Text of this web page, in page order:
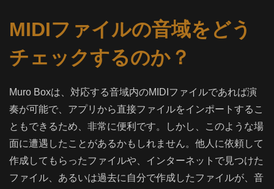
MIDIファイルの音域をどう
チェックするのか？
Muro Boxは、対応する音域内のMIDIファイルであれば演
奏が可能で、アプリから直接ファイルをインポートするこ
ともできるため、非常に便利です。しかし、このような場
面に遭遇したことがあるかもしれません。他人に依頼して
作成してもらったファイルや、インターネットで見つけた
ファイル、あるいは過去に自分で作成したファイルが、音